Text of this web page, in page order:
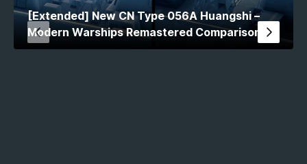
[Extended] New CN Type 056A Huangshi –
Modern Warships Remastered Comparison